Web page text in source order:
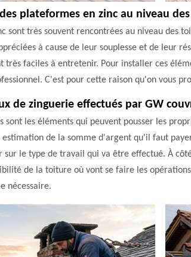
plateformes en zinc au niveau
sont très souvent rencontrées au niveau des
à cause de leur souplesse et de leur
très faciles à entretenir. Pour installer ces
C'est pour cette raison qu'on vous
de zinguerie effectués par GW
sont les éléments qui peuvent pousser les
estimation de la somme d'argent qu'il faut
sur le type de travail qui va être effectué. À
de la toiture où vont se faire les
nécessaire.